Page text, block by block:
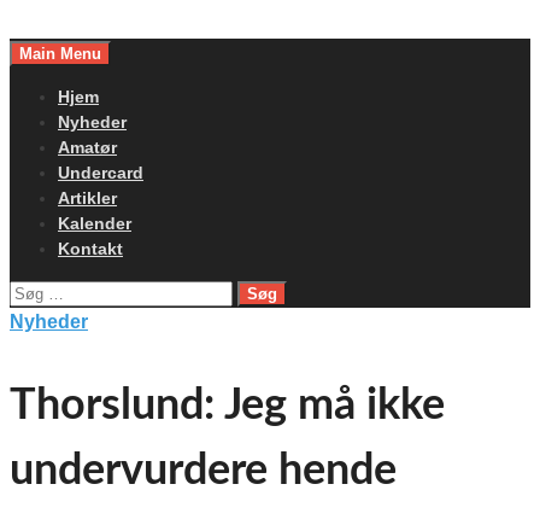
toMain Menu
Hjem
Nyheder
Amatør
Undercard
Artikler
Kalender
Kontakt
Søg
efter:
Nyheder
Thorslund: Jeg må ikke
undervurdere hende